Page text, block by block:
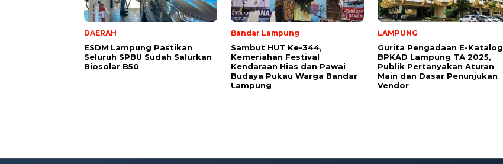
DAERAH
ESDM Lampung Pastikan
Seluruh SPBU Sudah Salurkan
Biosolar B50
Bandar Lampung
Sambut HUT Ke-344,
Kemeriahan Festival
Kendaraan Hias dan Pawai
Budaya Pukau Warga Bandar
Lampung
LAMPUNG
Gurita Pengadaan E-Katalog
BPKAD Lampung TA 2025,
Publik Pertanyakan Aturan
Main dan Dasar Penunjukan
Vendor